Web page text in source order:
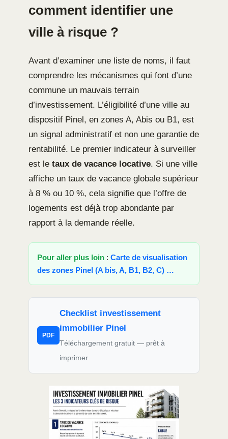
comment identifier une
ville à risque ?
Avant d’examiner une liste de noms, il faut
comprendre les mécanismes qui font d’une
commune un mauvais terrain
d’investissement. L’éligibilité d’une ville au
dispositif Pinel, en zones A, Abis ou B1, est
un signal administratif et non une garantie de
rentabilité. Le premier indicateur à surveiller
est le taux de vacance locative. Si une ville
affiche un taux de vacance globale supérieur
à 8 % ou 10 %, cela signifie que l’offre de
logements est déjà trop abondante par
rapport à la demande réelle.
Pour aller plus loin : Carte de visualisation
des zones Pinel (A bis, A, B1, B2, C) …
PDF
Checklist investissement
immobilier Pinel
Téléchargement gratuit — prêt à
imprimer